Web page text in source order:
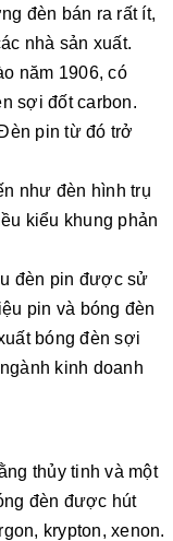
đèn bán ra rất ít,
nhà sản xuất.
năm 1906, có
sợi đốt carbon.
pin từ đó trở
như đèn hình trụ
kiểu khung phản
đèn pin được sử
pin và bóng đèn
bóng đèn sợi
kinh doanh
thủy tinh và một
đèn được hút
krypton, xenon.